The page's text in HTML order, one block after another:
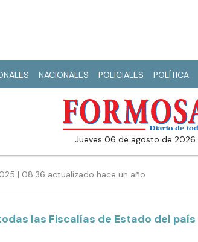
NACIONALES POLICIALES POLÍTICA
jueves 06 de agosto de 2026
| 08:36 actualizado hace un año
las Fiscalías de Estado del país